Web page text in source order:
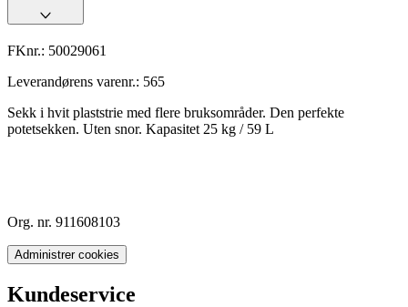
FKnr.: 50029061
Leverandørens varenr.: 565
Sekk i hvit plaststrie med flere bruksområder. Den perfekte
potetsekken. Uten snor. Kapasitet 25 kg / 59 L
Org. nr. 911608103
Administrer cookies
Kundeservice